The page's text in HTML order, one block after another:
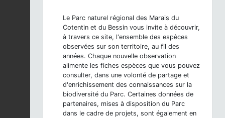
Le Parc naturel régional des Marais du
Cotentin et du Bessin vous invite à découvrir,
à travers ce site, l'ensemble des espèces
observées sur son territoire, au fil des
années. Chaque nouvelle observation
alimente les fiches espèces que vous pouvez
consulter, dans une volonté de partage et
d'enrichissement des connaissances sur la
biodiversité du Parc. Certaines données de
partenaires, mises à disposition du Parc
dans le cadre de projets, sont également en